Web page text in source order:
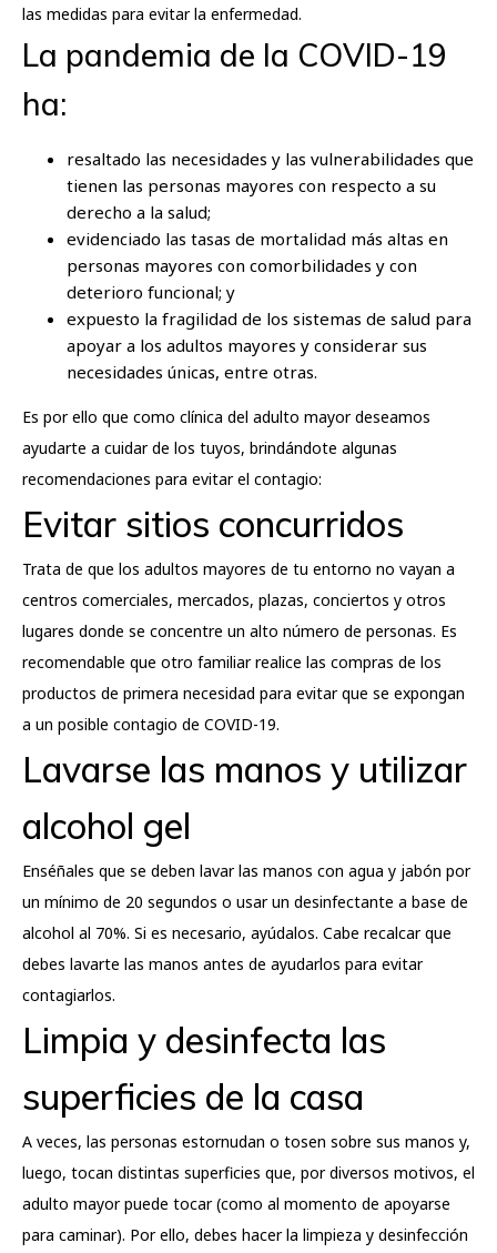
las medidas para evitar la enfermedad.
La pandemia de la COVID-19
ha:
resaltado las necesidades y las vulnerabilidades que
tienen las personas mayores con respecto a su
derecho a la salud;
evidenciado las tasas de mortalidad más altas en
personas mayores con comorbilidades y con
deterioro funcional; y
expuesto la fragilidad de los sistemas de salud para
apoyar a los adultos mayores y considerar sus
necesidades únicas, entre otras.
Es por ello que como clínica del adulto mayor deseamos
ayudarte a cuidar de los tuyos, brindándote algunas
recomendaciones para evitar el contagio:
Evitar sitios concurridos
Trata de que los adultos mayores de tu entorno no vayan a
centros comerciales, mercados, plazas, conciertos y otros
lugares donde se concentre un alto número de personas. Es
recomendable que otro familiar realice las compras de los
productos de primera necesidad para evitar que se expongan
a un posible contagio de COVID-19.
Lavarse las manos y utilizar
alcohol gel
Enséñales que se deben lavar las manos con agua y jabón por
un mínimo de 20 segundos o usar un desinfectante a base de
alcohol al 70%. Si es necesario, ayúdalos. Cabe recalcar que
debes lavarte las manos antes de ayudarlos para evitar
contagiarlos.
Limpia y desinfecta las
superficies de la casa
A veces, las personas estornudan o tosen sobre sus manos y,
luego, tocan distintas superficies que, por diversos motivos, el
adulto mayor puede tocar (como al momento de apoyarse
para caminar). Por ello, debes hacer la limpieza y desinfección